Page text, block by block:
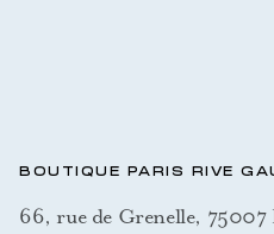
BOUTIQUE PARIS RIVE
66, rue de Grenelle, 75007